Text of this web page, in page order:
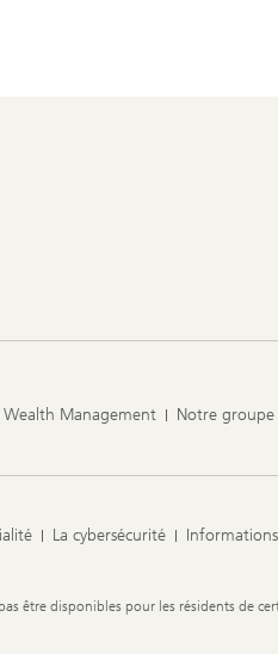
Wealth Management Notre groupe
La cybersécurité
être disponibles pour les résidents de